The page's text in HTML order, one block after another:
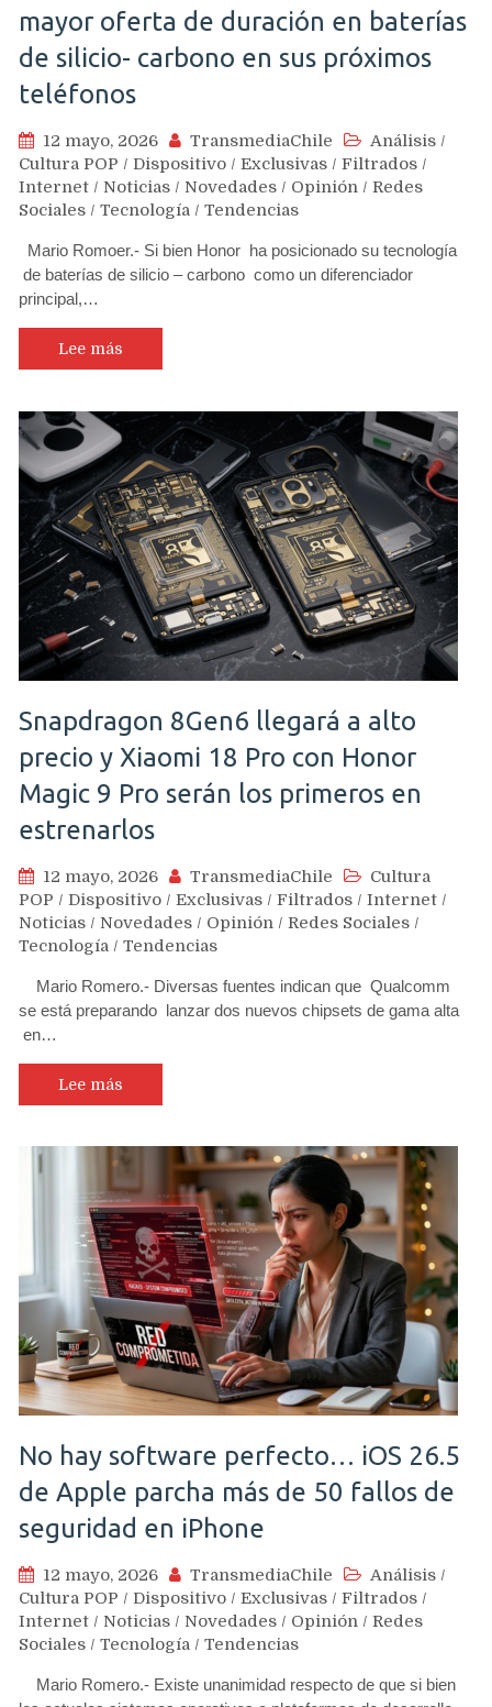
mayor oferta de duración en baterías
de silicio- carbono en sus próximos
teléfonos
12 mayo, 2026 TransmediaChile Análisis /
Cultura POP / Dispositivo / Exclusivas / Filtrados /
Internet / Noticias / Novedades / Opinión / Redes
Sociales / Tecnología / Tendencias
Mario Romoer.- Si bien Honor ha posicionado su tecnología
de baterías de silicio – carbono como un diferenciador
principal,…
Lee más
Snapdragon 8Gen6 llegará a alto
precio y Xiaomi 18 Pro con Honor
Magic 9 Pro serán los primeros en
estrenarlos
12 mayo, 2026 TransmediaChile
Cultura
POP / Dispositivo / Exclusivas / Filtrados / Internet /
Noticias / Novedades / Opinión / Redes Sociales /
Tecnología / Tendencias
Mario Romero.- Diversas fuentes indican que Qualcomm
se está preparando lanzar dos nuevos chipsets de gama alta
en…
Lee más
No hay software perfecto… iOS 26.5
de Apple parcha más de 50 fallos de
seguridad en iPhone
12 mayo, 2026 TransmediaChile Análisis /
Cultura POP / Dispositivo / Exclusivas / Filtrados /
Internet / Noticias / Novedades / Opinión / Redes
Sociales / Tecnología / Tendencias
Mario Romero.- Existe unanimidad respecto de que si bien